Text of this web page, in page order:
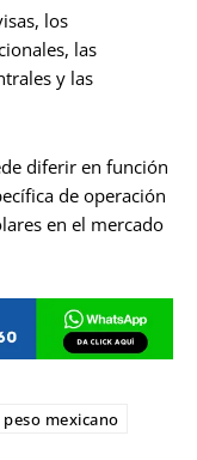
los
las
y las
diferir en función
de operación
en el mercado
peso mexicano